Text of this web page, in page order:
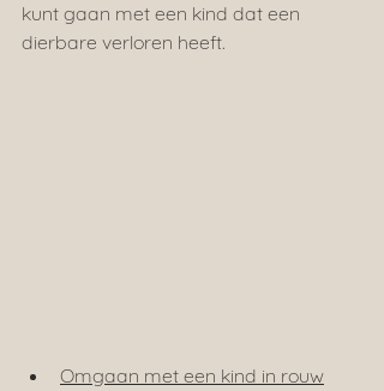
kunt gaan met een kind dat een
dierbare verloren heeft.
Omgaan met een kind in rouw